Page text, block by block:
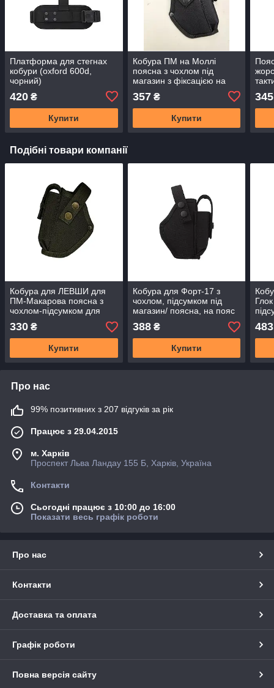
Платформа для стегнах
кобури (oxford 600d,
чорний)
420 ₴
Купити
Кобура ПМ на Моллі
поясна з чохлом під
магазин з фіксацією на
системі Molle колір чорний
SV
357₴
Купити
345
Подібні товари компанії
Кобура для ЛЕВШИ для
ПМ-Макарова поясна з
чохлом-підсумком для
магазину (oxford, олива)
330 ₴
Купити
Кобура для Форт-17 з
чохлом, підсумком під
магазин/ поясна, на пояс
Поліція (Oxford,
чорна)17601
388₴
Купити
483
Про нас
99% позитивних з 207 відгуків за рік
Працює з 29.04.2015
м. Харків
Проспект Льва Ландау 155 Б, Харків, Україна
Контакти
Сьогодні працює з 10:00 до 16:00
Показати весь графік роботи
Про нас
Контакти
Доставка та оплата
Графік роботи
Повна версія сайту